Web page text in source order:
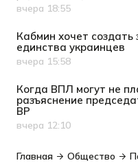
Дата публикации
вчера 18:55
Кабмин хочет
единства украинцев
Дата публикации
вчера 15:58
Когда ВПЛ могут не
разъяснение
ВР
Дата публикации
вчера 12:10
Главная Общество